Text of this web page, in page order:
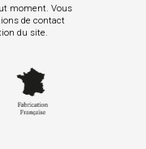
moment. Vous
de contact
du site.